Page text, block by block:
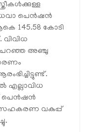
പെന്‍ഷന്‍
145.58 കോടി
അഞ്ചു
എല്ലാവിധ
പെന്‍ഷന്‍
സഹകരണ വകുപ്പ്